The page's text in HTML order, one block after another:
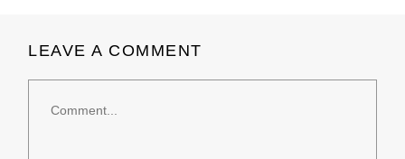
LEAVE A COMMENT